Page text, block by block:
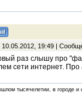
10.05.2012, 19:49 |
раз слышу про
сети интернет. Про
тысячелетии, в городе и